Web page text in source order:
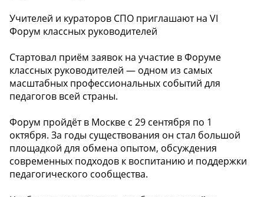
Учителей и кураторов СПО приглашают на VI
Форум классных руководителей
Стартовал приём заявок на участие в Форуме
классных руководителей — одном из самых
масштабных профессиональных событий для
педагогов всей страны.
Форум пройдёт в Москве с 29 сентября по 1
октября. За годы существования он стал большой
площадкой для обмена опытом, обсуждения
современных подходов к воспитанию и поддержки
педагогического сообщества.